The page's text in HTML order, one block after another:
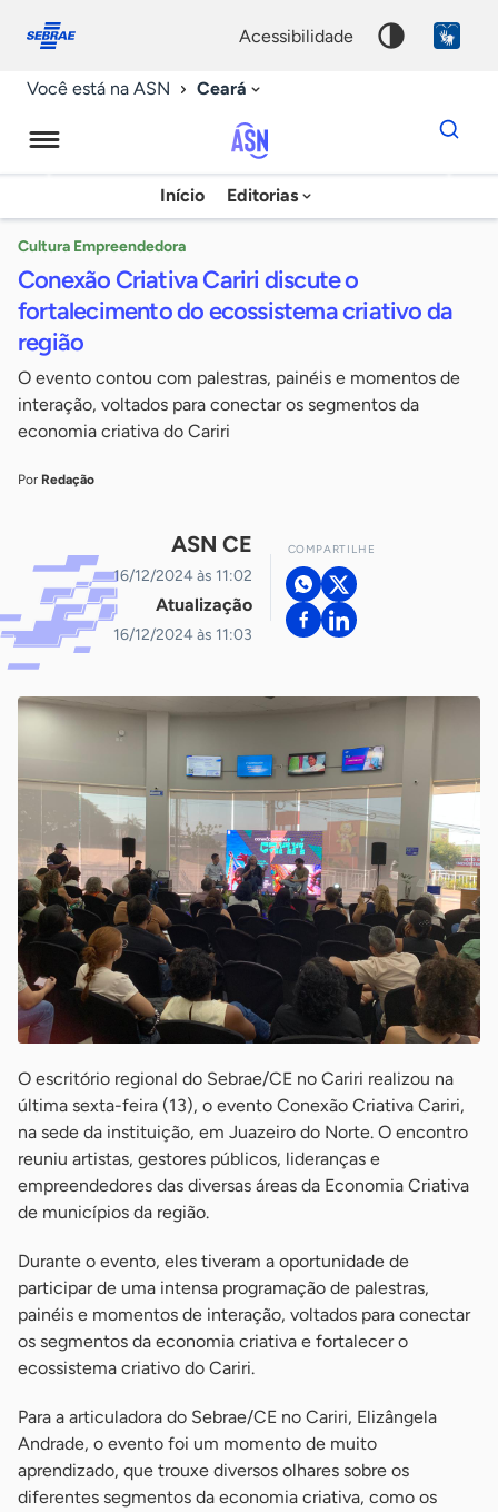
conosco
acessibilidade
Você está na ASN Ceará
Agência
Sebrae
Notícias
Início Editorias
Dados
para
chave
Cultura Empreendedora
Conexão Criativa Cariri discute o
fortalecimento do ecossistema criativo da
região
O evento contou com palestras, painéis e momentos de
interação, voltados para conectar os segmentos da
economia criativa do Cariri
Por Redação
ASN CE
16/12/2024 às 11:02
Atualização
16/12/2024 às 11:03
COMPARTILHE
O escritório regional do Sebrae/CE no Cariri realizou na
última sexta-feira (13), o evento Conexão Criativa Cariri,
na sede da instituição, em Juazeiro do Norte. O encontro
reuniu artistas, gestores públicos, lideranças e
empreendedores das diversas áreas da Economia Criativa
de municípios da região.
Durante o evento, eles tiveram a oportunidade de
participar de uma intensa programação de palestras,
painéis e momentos de interação, voltados para conectar
os segmentos da economia criativa e fortalecer o
ecossistema criativo do Cariri.
Para a articuladora do Sebrae/CE no Cariri, Elizângela
Andrade, o evento foi um momento de muito
aprendizado, que trouxe diversos olhares sobre os
diferentes segmentos da economia criativa, como os